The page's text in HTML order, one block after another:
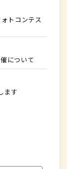
トコンテス
について
ます